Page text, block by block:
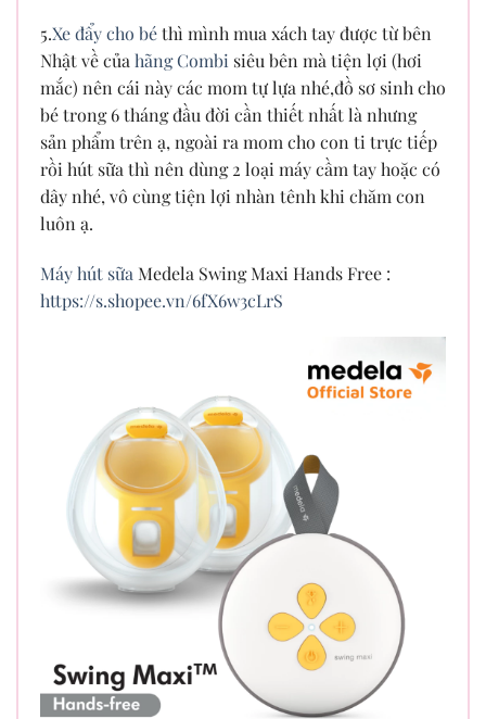
5.Xe đẩy cho béthì mình mua xách tay được từ bên
Nhật về củahãng Combi siêu bên mà tiện lợi (hơi
mắc) nên cái này các mom tự lựa nhé,đồ sơ sinh cho
bé trong 6 tháng đầu đời cần thiết nhất là nhưng
sản phẩm trên ạ, ngoài ra mom cho con ti trực tiếp
rồi hút sữa thì nên dùng 2 loại máy cầm tay hoặc có
dây nhé, vô cùng tiện lợi nhàn tênh khi chăm con
luôn ạ.
Máy hút sữa Medela Swing Maxi Hands Free :
https://s.shopee.vn/6fX6w3cLrS